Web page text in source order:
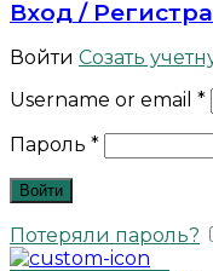
Вход /
Войти Созать
Username or email *
Пароль *
Войти
Потеряли пароль?